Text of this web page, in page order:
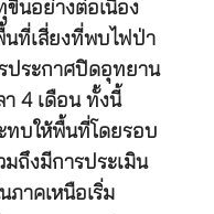
ขึ้นอย่างต่อเนื่อง
ที่เสี่ยงที่พบไฟป่า
ประกาศปิดอุทยาน
า 4 เดือน ทั้งนี้
ทบให้พื้นที่โดยรอบ
ถึงมีการประเมิน
ภาคเหนือเริ่ม